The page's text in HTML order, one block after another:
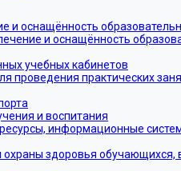
и оснащённость
и оснащённость
учебных кабинетов
проведения практических
и воспитания
информационные
охраны здоровья